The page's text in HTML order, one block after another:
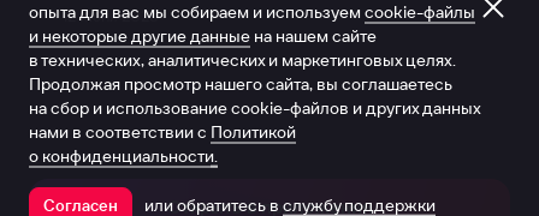
12 июня 2025
Открыть в приложении
опыта для вас мы собираем и используем cookie-файлы
и некоторые другие данные на нашем сайте
в технических, аналитических и маркетинговых целях.
Продолжая просмотр нашего сайта, вы соглашаетесь
на сбор и использование cookie-файлов и других данных
нами в соответствии с Политикой
о конфиденциальности.
Согласен или обратитесь в службу поддержки